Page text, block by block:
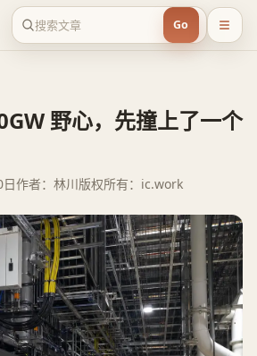
Go
野心，先撞上了一个
作者：林川版权所有：ic.work